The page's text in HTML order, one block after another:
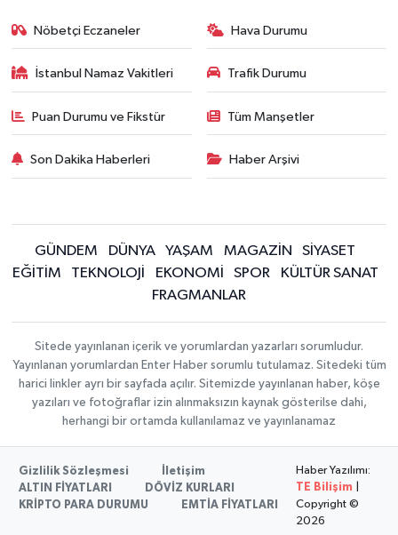
Nöbetçi Eczaneler Hava Durumu
İstanbul Namaz Vakitleri Trafik Durumu
Puan Durumu ve Fikstür Tüm Manşetler
Son Dakika Haberleri Haber Arşivi
GÜNDEM DÜNYA YAŞAM MAGAZİN
SİYASET
EĞİTİM
TEKNOLOJİ EKONOMİ SPOR
KÜLTÜR SANAT
FRAGMANLAR
Sitede yayınlanan içerik ve yorumlardan yazarları sorumludur.
Yayınlanan yorumlardan Enter Haber sorumlu tutulamaz. Sitedeki tüm
harici linkler ayrı bir sayfada açılır. Sitemizde yayınlanan haber, köşe
yazıları ve fotoğraflar izin alınmaksızın kaynak gösterilse dahi,
herhangi bir ortamda kullanılamaz ve yayınlanamaz
Gizlilik Sözleşmesi
İletişim
ALTIN FİYATLARI
DÖVİZ KURLARI
KRİPTO PARA DURUMU
EMTİA FİYATLARI
Haber Yazılımı:
TE Bilişim
Copyright ©
2026